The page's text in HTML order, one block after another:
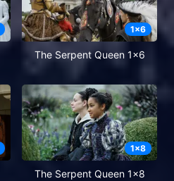
1x6
The Serpent Queen 1x6
1x8
The Serpent Queen 1x8